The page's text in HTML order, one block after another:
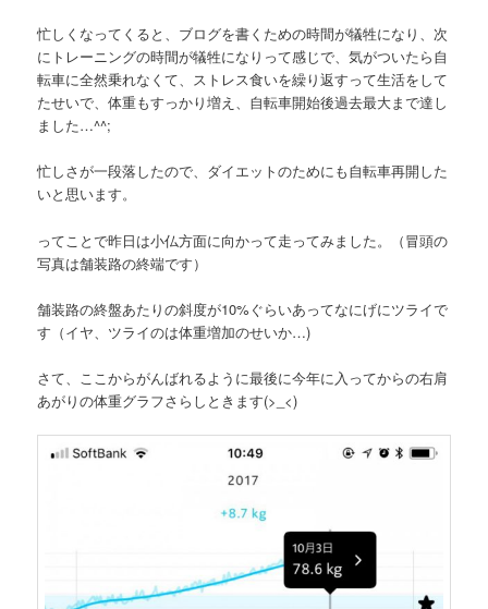
忙しくなってくると、ブログを書くための時間が犠牲になり、次
にトレーニングの時間が犠牲になりって感じで、気がついたら自
転車に全然乗れなくて、ストレス食いを繰り返すって生活をして
たせいで、体重もすっかり増え、自転車開始後過去最大まで達し
ました…^^;
忙しさが一段落したので、ダイエットのためにも自転車再開した
いと思います。
ってことで昨日は小仏方面に向かって走ってみました。（冒頭の
写真は舗装路の終端です）
舗装路の終盤あたりの斜度が10%ぐらいあってなにげにツライで
す（イヤ、ツライのは体重増加のせいか…)
さて、ここからがんばれるように最後に今年に入ってからの右肩
あがりの体重グラフさらしときます(>_<)